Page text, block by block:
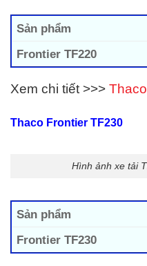
Sản phẩm
Frontier TF220
Xem chi tiết >>>
Thaco Frontier TF230
Hình ảnh xe tải
Sản phẩm
Frontier TF230